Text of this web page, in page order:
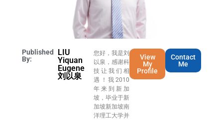
Published
By:
LIU
Yiquan
Eugene
刘以泉
您好，我是刘
以泉，感谢科
技让我们相
遇！我2010
年来到新加
坡，毕业于新
加坡新加坡南
洋理工大学并
View
My
Profile
Contact
Me